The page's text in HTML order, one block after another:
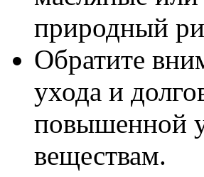
природный
Обратите
ухода и
повышенной
веществам.